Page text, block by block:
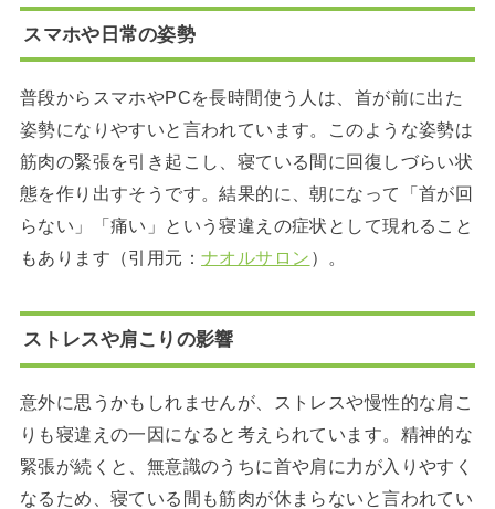
スマホや日常の姿勢
普段からスマホやPCを長時間使う人は、首が前に出た
姿勢になりやすいと言われています。このような姿勢は
筋肉の緊張を引き起こし、寝ている間に回復しづらい状
態を作り出すそうです。結果的に、朝になって「首が回
らない」「痛い」という寝違えの症状として現れること
もあります（引用元：ナオルサロン ）。
ストレスや肩こりの影響
意外に思うかもしれませんが、ストレスや慢性的な肩こ
りも寝違えの一因になると考えられています。精神的な
緊張が続くと、無意識のうちに首や肩に力が入りやすく
なるため、寝ている間も筋肉が休まらないと言われてい